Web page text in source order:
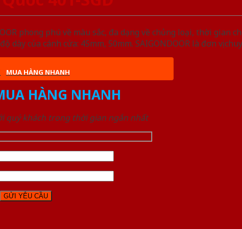
phong phú về màu sắc, đa dạng về chủng loại, thời gian
dày của cánh cửa: 45mm, 50mm. SAIGONDOOR là đơn vị
MUA HÀNG NHANH
HÀNG NHANH
quý khách trong thời gian ngắn nhất